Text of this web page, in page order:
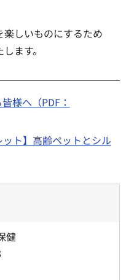
しいものにするため
ます。
様へ（PDF：
ット】高齢ペットとシル
健